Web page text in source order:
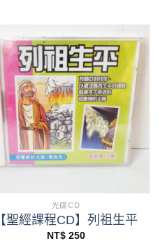
光碟CD
【聖經課程CD】列祖生平
NT$250